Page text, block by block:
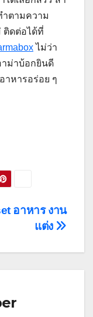
ำตามความ
ติดต่อได้ที่
ไม่ว่า
าม่าบ้อกยินดี
าหารอร่อย ๆ
อาหาร งาน
แต่ง